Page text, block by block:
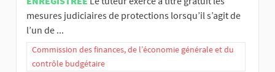
mesures judiciaires de protections lorsqu’il s’agit de
l’un de ...
Commission des finances, de l’économie générale et du
contrôle budgétaire